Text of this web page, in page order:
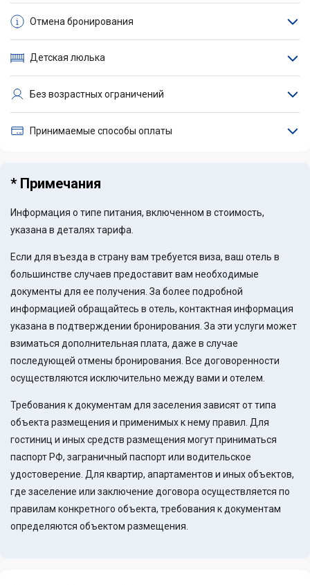
Отмена бронирования
Детская люлька
Без возрастных ограничений
Принимаемые способы оплаты
* Примечания
Информация о типе питания, включенном в стоимость,
указана в деталях тарифа.
Если для въезда в страну вам требуется виза, ваш отель в
большинстве случаев предоставит вам необходимые
документы для ее получения. За более подробной
информацией обращайтесь в отель, контактная информация
указана в подтверждении бронирования. За эти услуги может
взиматься дополнительная плата, даже в случае
последующей отмены бронирования. Все договоренности
осуществляются исключительно между вами и отелем.
Требования к документам для заселения зависят от типа
объекта размещения и применимых к нему правил. Для
гостиниц и иных средств размещения могут приниматься
паспорт РФ, заграничный паспорт или водительское
удостоверение. Для квартир, апартаментов и иных объектов,
где заселение или заключение договора осуществляется по
правилам конкретного объекта, требования к документам
определяются объектом размещения.